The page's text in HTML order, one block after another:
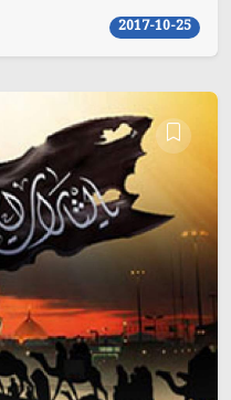
2017-10-25